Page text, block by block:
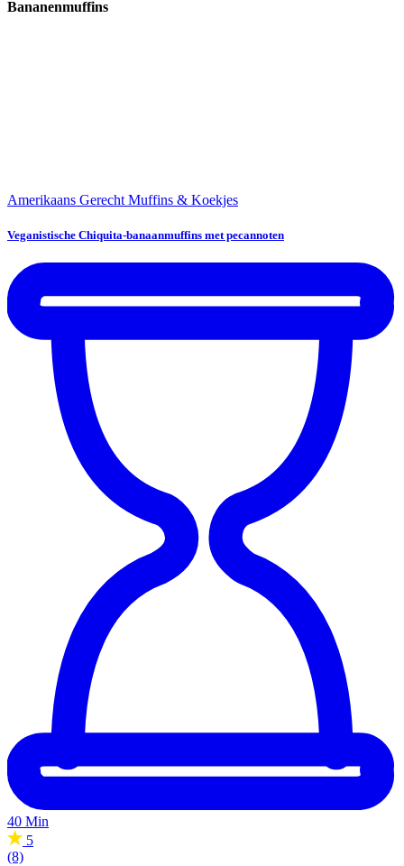
Bananenmuffins
Amerikaans Gerecht Muffins & Koekjes
Veganistische Chiquita-banaanmuffins met pecannoten
40 Min
5
(8)